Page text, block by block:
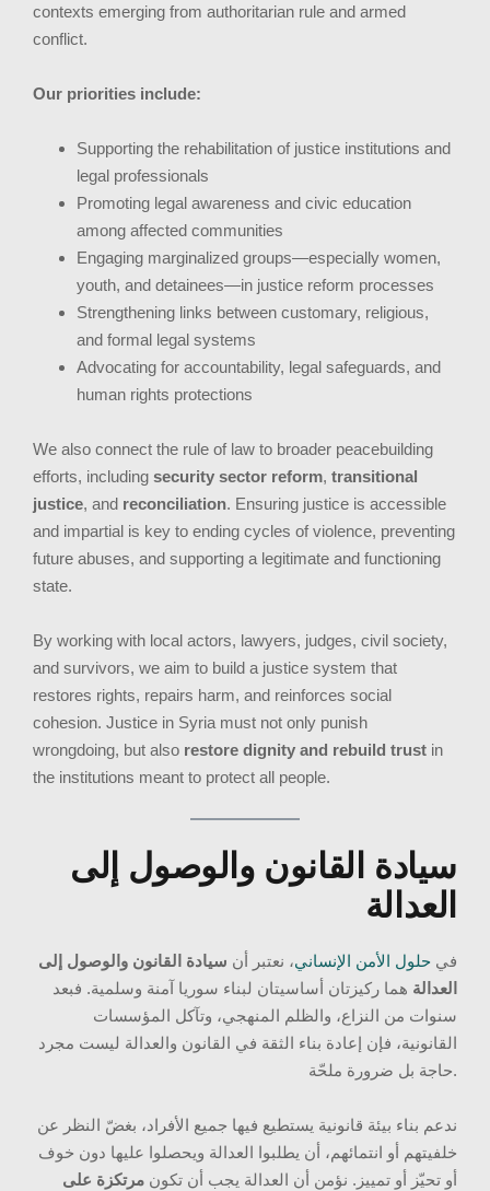
contexts emerging from authoritarian rule and armed
conflict.
Our priorities include:
Supporting the rehabilitation of justice institutions and
legal professionals
Promoting legal awareness and civic education
among affected communities
Engaging marginalized groups—especially women,
youth, and detainees—in justice reform processes
Strengthening links between customary, religious,
and formal legal systems
Advocating for accountability, legal safeguards, and
human rights protections
We also connect the rule of law to broader peacebuilding
efforts, including security sector reform, transitional
justice, and reconciliation. Ensuring justice is accessible
and impartial is key to ending cycles of violence, preventing
future abuses, and supporting a legitimate and functioning
state.
By working with local actors, lawyers, judges, civil society,
and survivors, we aim to build a justice system that
restores rights, repairs harm, and reinforces social
cohesion. Justice in Syria must not only punish
wrongdoing, but also restore dignity and rebuild trust in
the institutions meant to protect all people.
سيادة القانون والوصول إلى
العدالة
في حلول الأمن الإنساني، نعتبر أن سيادة القانون والوصول إلى
العدالة هما ركيزتان أساسيتان لبناء سوريا آمنة وسلمية. فبعد
سنوات من النزاع، والظلم المنهجي، وتآكل المؤسسات
القانونية، فإن إعادة بناء الثقة في القانون والعدالة ليست مجرد
حاجة بل ضرورة ملحّة.
ندعم بناء بيئة قانونية يستطيع فيها جميع الأفراد، بغضّ النظر عن
خلفيتهم أو انتمائهم، أن يطلبوا العدالة ويحصلوا عليها دون خوف
أو تحيّز أو تمييز. نؤمن أن العدالة يجب أن تكون مرتكزة على